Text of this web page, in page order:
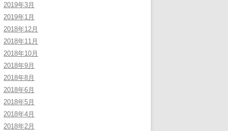
2019年3月
2019年1月
2018年12月
2018年11月
2018年10月
2018年9月
2018年8月
2018年6月
2018年5月
2018年4月
2018年2月